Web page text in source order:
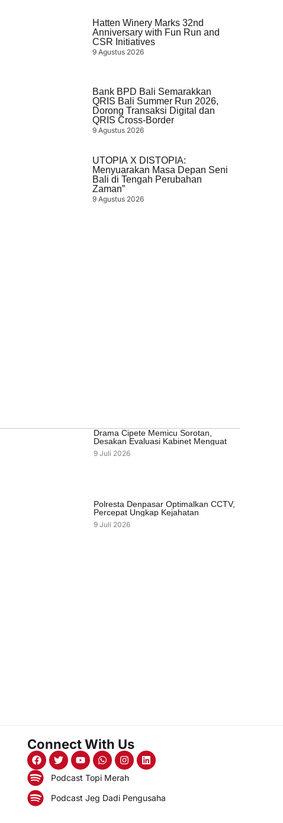
Hatten Winery Marks 32nd
Anniversary with Fun Run and
CSR Initiatives
9 Agustus 2026
Bank BPD Bali Semarakkan
QRIS Bali Summer Run 2026,
Dorong Transaksi Digital dan
QRIS Cross-Border
9 Agustus 2026
UTOPIA X DISTOPIA:
Menyuarakan Masa Depan Seni
Bali di Tengah Perubahan
Zaman”
9 Agustus 2026
Drama Cipete Memicu Sorotan,
Desakan Evaluasi Kabinet Menguat
9 Juli 2026
Polresta Denpasar Optimalkan CCTV,
Percepat Ungkap Kejahatan
9 Juli 2026
Connect With Us
Podcast Topi Merah
Podcast Jeg Dadi Pengusaha